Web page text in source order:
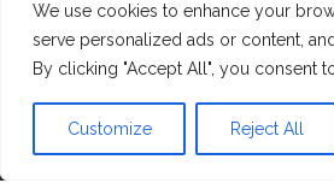
We use cookies to enhance your
serve personalized ads or content,
By clicking "Accept All", you consent
Customize Reject All
Cookie policy
Proudly powered byWordPress